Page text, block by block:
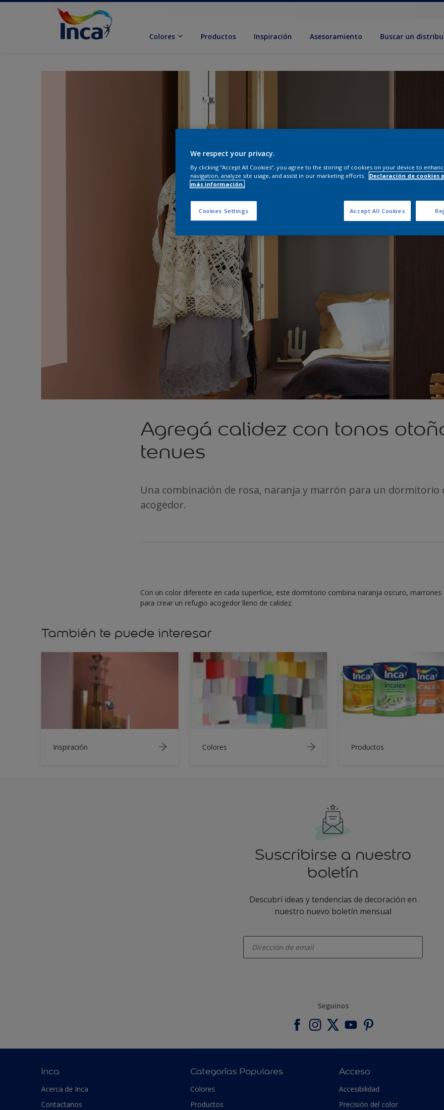
Colores Productos Inspiración Asesoramiento Buscar un
Agregá calidez con tonos
tenues
Una combinación de rosa, naranja y marrón para un dormitorio
acogedor.
Con un color diferente en cada superficie, este dormitorio combina naranja oscuro,
para crear un refugio acogedor lleno de calidez.
También te puede interesar
Inspiración Colores Productos
Suscribirse a nuestro
boletín
Descubrí ideas y tendencias de decoración en
nuestro nuevo boletín mensual
Seguinos
Inca
Acerca de Inca
Contactanos
Categorías Populares
Colores
Productos
Acceso
Accesibilidad
Precisión del color
We respect your privacy.
By clicking “Accept All Cookies”, you agree to the storing of cookies on your device to
navigation, analyze site usage, and assist in our marketing efforts.
Declaración de cookies
más información.
Cookies Settings Accept All Cookies